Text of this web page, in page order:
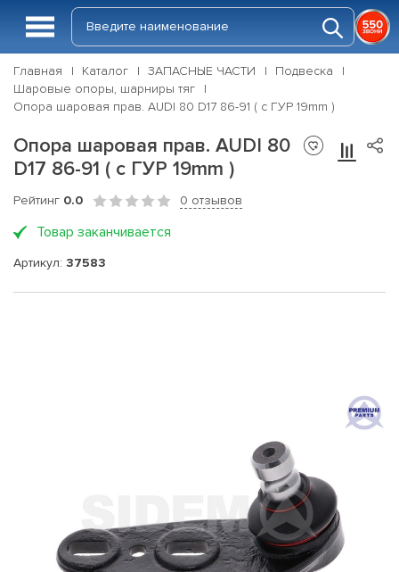
Главная Каталог ЗАПАСНЫЕ ЧАСТИ
Подвеска
Шаровые опоры, шарниры тяг
Опора шаровая прав. AUDI 80 D17 86-91 ( с ГУР 19mm )
Опора шаровая прав. AUDI 80
D17 86-91 ( с ГУР 19mm )
Рейтинг 0.0 0 отзывов
Товар заканчивается
Артикул: 37583